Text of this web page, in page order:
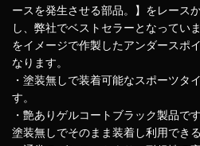
ースを発生させる部品。】をレース
し、弊社でベストセラーとなってい
をイメージで作製したアンダースポ
なります。
・塗装無しで装着可能なスポーツタ
す。
・艶ありゲルコートブラック製品で
塗装無しでそのまま装着し利用でき